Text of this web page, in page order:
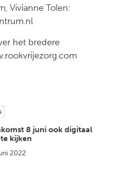
Vivianne Tolen:
het bredere
8 juni ook digitaal
kijken
2022